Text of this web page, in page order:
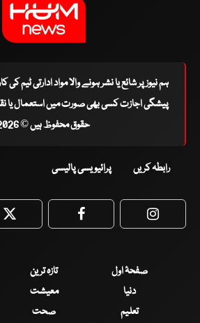
ہم نیوز پر شائع یا نشر ہونے والا مواد ادارتی ٹیم
پیشگی اجازت کسی بھی صورت میں استعمال یا
حقوق محفوظ ہیں © 2026
رابطہ کریں پرائیویسی پالیسی
Twitter Facebook
صفحۂ اول تازہ ترین
دنیا
معیشت
تعلیم
صحت